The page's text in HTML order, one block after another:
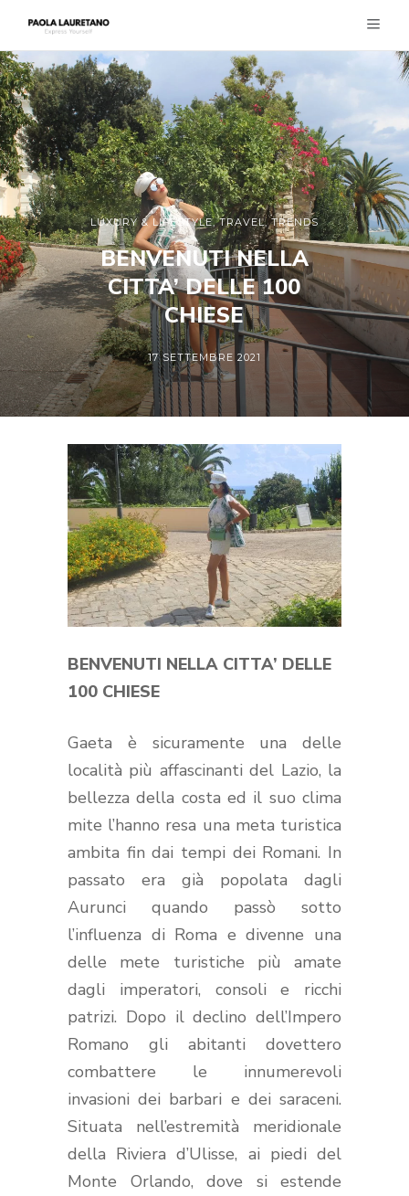
LUXURY & LIFESTYLE,TRAVEL,TRENDS
BENVENUTI NELLA
CITTA’ DELLE 100
CHIESE
17 SETTEMBRE 2021
BENVENUTI NELLA CITTA’ DELLE
100 CHIESE
Gaeta è sicuramente una delle
località più affascinanti del Lazio, la
bellezza della costa ed il suo clima
mite l’hanno resa una meta turistica
ambita fin dai tempi dei Romani. In
passato era già popolata dagli
Aurunci quando passò sotto
l’influenza di Roma e divenne una
delle mete turistiche più amate
dagli imperatori, consoli e ricchi
patrizi. Dopo il declino dell’Impero
Romano gli abitanti dovettero
combattere le innumerevoli
invasioni dei barbari e dei saraceni.
Situata nell’estremità meridionale
della Riviera d’Ulisse, ai piedi del
Monte Orlando, dove si estende